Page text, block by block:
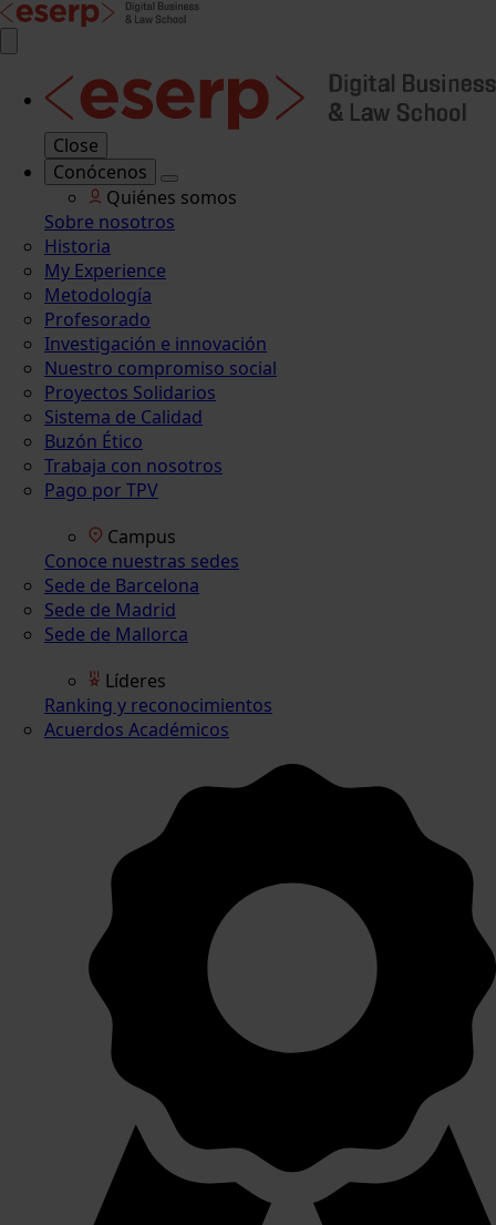
Close
Conócenos
Quiénes somos
Sobre nosotros
Historia
My Experience
Metodología
Profesorado
Investigación e innovación
Nuestro compromiso social
Proyectos Solidarios
Sistema de Calidad
Buzón Ético
Trabaja con nosotros
Pago por TPV
Campus
Conoce nuestras sedes
Sede de Barcelona
Sede de Madrid
Sede de Mallorca
Líderes
Ranking y reconocimientos
Acuerdos Académicos